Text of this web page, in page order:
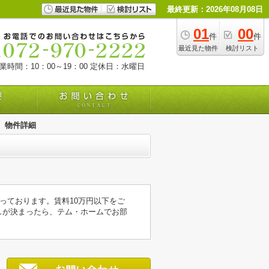
最終更新：2026年08月08日
01件
最近見た物件
00件
検討リスト
時間：10：00～19：00 定休日：水曜日
物件詳細
ております。賃料10万円以下をご
決まったら、テム・ホームでお部